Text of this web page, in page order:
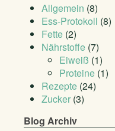
Allgemein (8)
Ess-Protokoll (8)
Fette (2)
Nährstoffe (7)
Eiweiß (1)
Proteine (1)
Rezepte (24)
Zucker (3)
Blog Archiv